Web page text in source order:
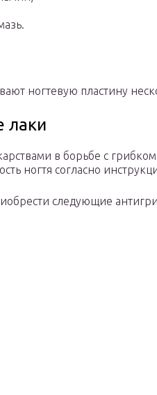
ногтевую пластину
лаки
в борьбе с грибком
ногтя согласно
следующие